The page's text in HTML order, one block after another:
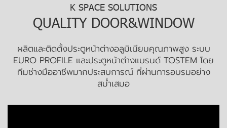
K SPACE SOLUTIONS
QUALITY DOOR&WINDOW
ผลิตและติดตั้งประตูหน้าต่างอลูมิเนียมคุณภาพสูง ระบบ
EURO PROFILE และประตูหน้าต่างแบรนด์ TOSTEM โดย
ทีมช่างมืออาชีพมากประสบการณ์ ที่ผ่านการ อบรมอย่าง
สม่ำเสมอ